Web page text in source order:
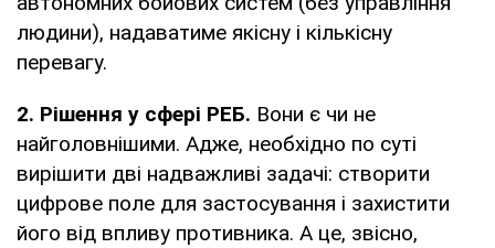
людини), надаватиме якісну і кількісну
перевагу.
2. Рішення у сфері РЕБ. Вони є чи не
найголовнішими. Адже, необхідно по суті
вирішити дві надважливі задачі: створити
цифрове поле для застосування і захистити
його від впливу противника. А це, звісно,